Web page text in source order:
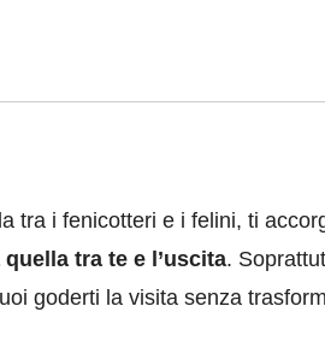
tra i fenicotteri e i felini, ti
tra te e l’uscita.
goderti la visita senza